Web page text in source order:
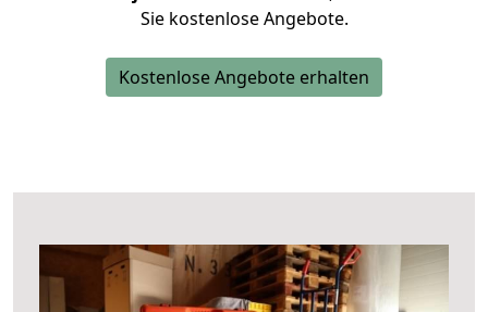
Sie kostenlose Angebote.
Kostenlose Angebote erhalten